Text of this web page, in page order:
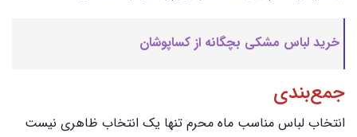
خرید لباس مشکی بچگانه از کساپوشان
جمع‌بندی
انتخاب لباس مناسب ماه محرم تنها یک انتخاب ظاهری نیست